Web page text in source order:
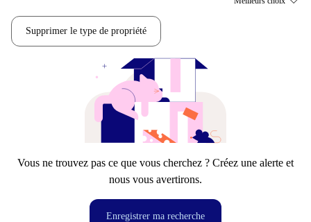
Supprimer le type de propriété
Vous ne trouvez pas ce que vous cherchez ? Créez une alerte et
nous vous avertirons.
Enregistrer ma recherche